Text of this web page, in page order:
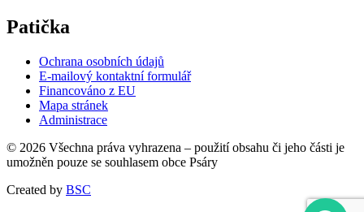
Patička
Ochrana osobních údajů
E-mailový kontaktní formulář
Financováno z EU
Mapa stránek
Administrace
© 2026 Všechna práva vyhrazena – použití obsahu či jeho části je
umožněn pouze se souhlasem obce Psáry
Created by BSC